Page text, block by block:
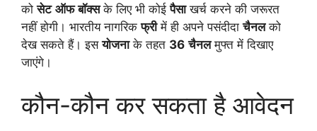
कोसेट ऑफ बॉक्सके लिए भी कोईपैसाखर्च करने की जरूरत
नहीं होगी। भारतीय नागरिकफ्रीमें ही अपने पसंदीदाचैनलको
देख सकते हैं। इसयोजनाके तहत 36 चैनलमुफ्त में दिखाए
जाएंगे।
कौन-कौन कर सकता है आवेदन